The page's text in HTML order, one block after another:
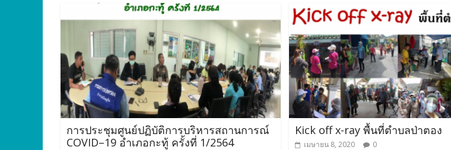
การประชุมศูนย์ปฏิบัติการบริหารสถานการณ์
COVID–19 อำเภอกะทู้ ครั้งที่ 1/2564
Kick off x-ray พื้นที่ตำบลป่าตอง
เมษายน 8, 2020 0